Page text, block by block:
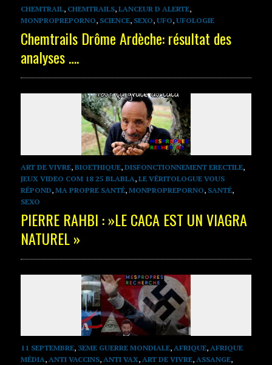
CHEMTRAIL, CHEMTRAILS, LANCEUR D ALERTE,
MONPROPREPORNO, SCIENCE, SEXO, UFO, UFOLOGIE
Chemtrails Drôme Ardèche: résultat des
analyses ….
ART DE VIVRE, BIOETHIQUE, DISFONCTIONNEMENT ERECTILE,
JEUX VIDEO COM 18 25 BLABLA, LE VÉRITOLOGUE VOUS
RÉPOND, MA PROPRE SANTÉ, MONPROPREPORNO, SANTÉ,
SEXO
PIERRE RAHBI : »LE CACA EST UN VIAGRA
NATUREL »
11 SEPTEMBRE, 3EME GUERRE MONDIALE, AFRIQUE, AFRIQUE
MÉDIA, ANTI VACCINS, ANTI VAX, ART DE VIVRE, ASSANGE,